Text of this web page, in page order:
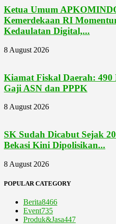
Ketua Umum
Kemerdekaan RI
Kedaulatan Digital,...
8 August 2026
Kiamat Fiskal Daerah: 490
Gaji ASN dan PPPK
8 August 2026
SK Sudah Dicabut Sejak
Bekasi Kini Dipolisikan...
8 August 2026
POPULAR CATEGORY
Berita8466
Event735
Produk&Jasa447